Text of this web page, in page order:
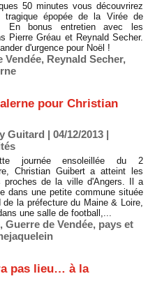
50 minutes vous découvrirez
tragique épopée de la Virée de
En bonus entretien avec les
Pierre Gréau et Reynald Secher.
d'urgence pour Noël !
Vendée, Reynald Secher,
pour Christian
Guitard | 04/12/2013 |
journée ensoleillée du 2
Christian Guibert a atteint les
proches de la ville d'Angers. Il a
dans une petite commune située
la préfecture du Maine & Loire,
une salle de football,...
, Guerre de Vendée, pays et
pas lieu… à la